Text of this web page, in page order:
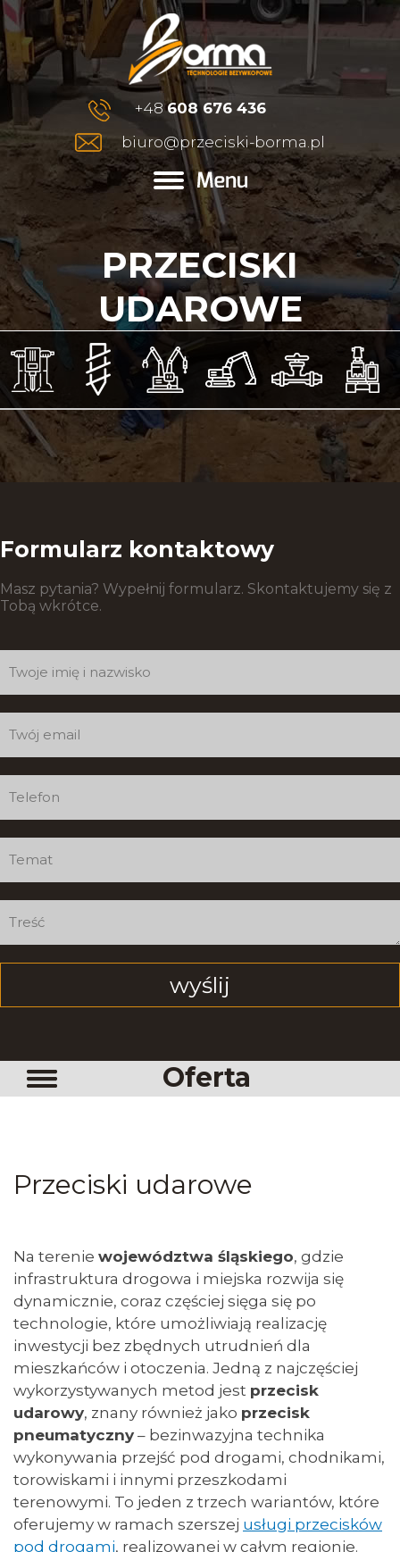
+48608 676 436
biuro@przeciski-borma.pl
PRZECISKI
UDAROWE
Formularz kontaktowy
Masz pytania? Wypełnij formularz. Skontaktujemy się z
Tobą wkrótce.
kontaktowy
Oferta
Przeciski udarowe
Na terenie województwa śląskiego, gdzie
infrastruktura drogowa i miejska rozwija się
dynamicznie, coraz częściej sięga się po
technologie, które umożliwiają realizację
inwestycji bez zbędnych utrudnień dla
mieszkańców i otoczenia. Jedną z najczęściej
wykorzystywanych metod jest przecisk
udarowy, znany również jako przecisk
pneumatyczny – bezinwazyjna technika
wykonywania przejść pod drogami, chodnikami,
torowiskami i innymi przeszkodami
terenowymi. To jeden z trzech wariantów, które
oferujemy w ramach szerszej usługi przecisków
pod drogami, realizowanej w całym regionie.